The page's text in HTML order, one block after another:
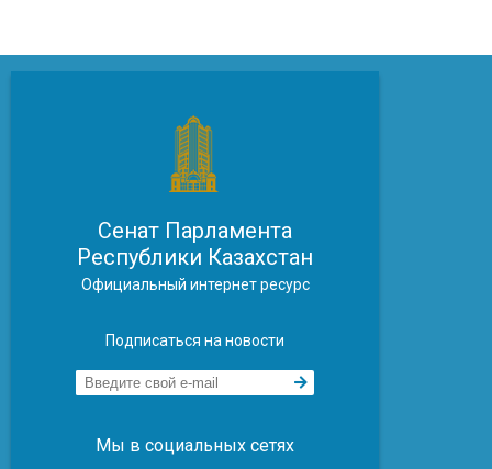
Сенат Парламента
Республики Казахстан
Официальный интернет ресурс
Подписаться на новости
Мы в социальных сетях